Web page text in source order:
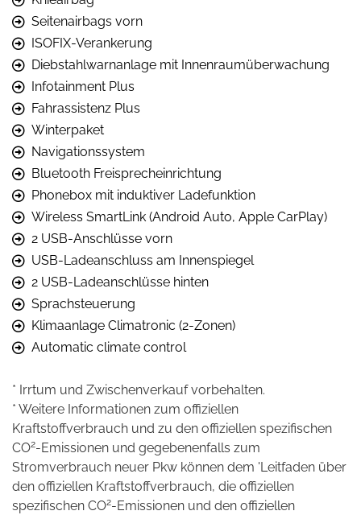
Seitenairbags vorn
ISOFIX-Verankerung
Diebstahlwarnanlage mit Innenraumüberwachung
Infotainment Plus
Fahrassistenz Plus
Winterpaket
Navigationssystem
Bluetooth Freisprecheinrichtung
Phonebox mit induktiver Ladefunktion
Wireless SmartLink (Android Auto, Apple CarPlay)
2 USB-Anschlüsse vorn
USB-Ladeanschluss am Innenspiegel
2 USB-Ladeanschlüsse hinten
Sprachsteuerung
Klimaanlage Climatronic (2-Zonen)
Automatic climate control
* Irrtum und Zwischenverkauf vorbehalten.
* Weitere Informationen zum offiziellen
Kraftstoffverbrauch und zu den offiziellen spezifischen
CO2-Emissionen und gegebenenfalls zum
Stromverbrauch neuer Pkw können dem 'Leitfaden über
den offiziellen Kraftstoffverbrauch, die offiziellen
spezifischen CO2-Emissionen und den offiziellen